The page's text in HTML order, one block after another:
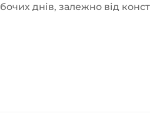
днів, залежно від